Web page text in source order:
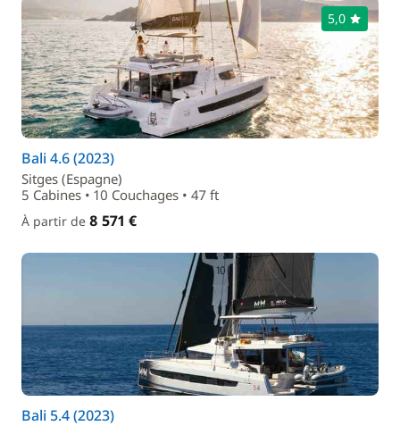
5,0
Bali 4.6 (2023)
Sitges (Espagne)
5 Cabines • 10 Couchages • 47 ft
À partir de 8 571 €
Bali 5.4 (2023)